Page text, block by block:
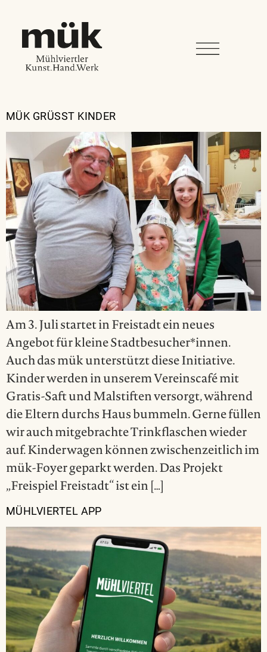
MÜK GRÜSST KINDER
Am 3. Juli startet in Freistadt ein neues
Angebot für kleine Stadtbesucher*innen.
Auch das mük unterstützt diese Initiative.
Kinder werden in unserem Vereinscafé mit
Gratis-Saft und Malstiften versorgt, während
die Eltern durchs Haus bummeln. Gerne füllen
wir auch mitgebrachte Trinkflaschen wieder
auf. Kinderwagen können zwischenzeitlich im
mük-Foyer geparkt werden. Das Projekt
„Freispiel Freistadt“ ist ein […]
MÜHLVIERTEL APP